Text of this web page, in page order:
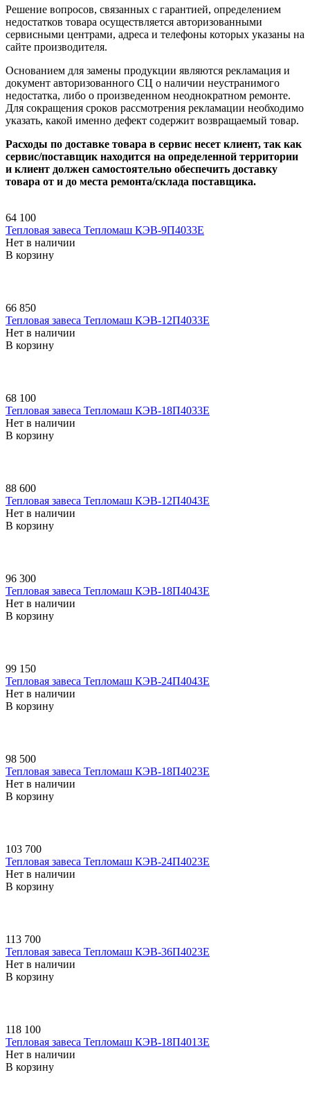
Решение вопросов, связанных с гарантией, определением
недостатков товара осуществляется авторизованными
сервисными центрами, адреса и телефоны которых указаны на
сайте производителя.
Основанием для замены продукции являются рекламация и
документ авторизованного СЦ о наличии неустранимого
недостатка, либо о произведенном неоднократном ремонте.
Для сокращения сроков рассмотрения рекламации необходимо
указать, какой именно дефект содержит возвращаемый товар.
Расходы по доставке товара в сервис несет клиент, так как
сервис/поставщик находится на определенной территории
и клиент должен самостоятельно обеспечить доставку
товара от и до места ремонта/склада поставщика.
64 100
Тепловая завеса Тепломаш КЭВ-9П4033E
Нет в наличии
В корзину
66 850
Тепловая завеса Тепломаш КЭВ-12П4033E
Нет в наличии
В корзину
68 100
Тепловая завеса Тепломаш КЭВ-18П4033E
Нет в наличии
В корзину
88 600
Тепловая завеса Тепломаш КЭВ-12П4043E
Нет в наличии
В корзину
96 300
Тепловая завеса Тепломаш КЭВ-18П4043E
Нет в наличии
В корзину
99 150
Тепловая завеса Тепломаш КЭВ-24П4043E
Нет в наличии
В корзину
98 500
Тепловая завеса Тепломаш КЭВ-18П4023E
Нет в наличии
В корзину
103 700
Тепловая завеса Тепломаш КЭВ-24П4023E
Нет в наличии
В корзину
113 700
Тепловая завеса Тепломаш КЭВ-36П4023E
Нет в наличии
В корзину
118 100
Тепловая завеса Тепломаш КЭВ-18П4013E
Нет в наличии
В корзину